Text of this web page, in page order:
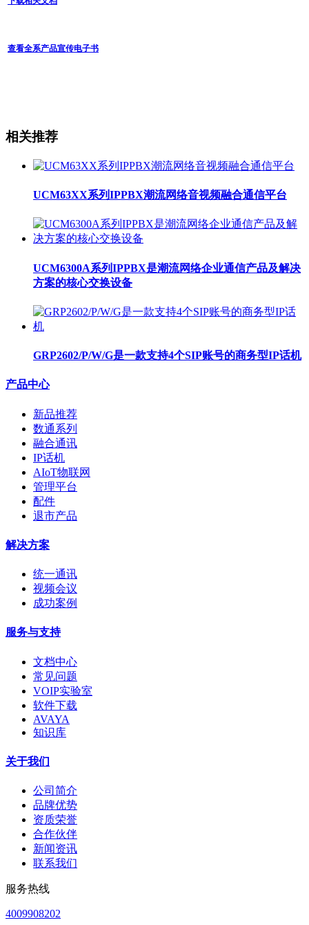
查看全系产品宣传电子书
相关推荐
UCM63XX系列IPPBX潮流网络音视频融合通信平台
UCM6300A系列IPPBX是潮流网络企业通信产品及解决
方案的核心交换设备
GRP2602/P/W/G是一款支持4个SIP账号的商务型IP话机
产品中心
新品推荐
数通系列
融合通讯
IP话机
AIoT物联网
管理平台
配件
退市产品
解决方案
统一通讯
视频会议
成功案例
服务与支持
文档中心
常见问题
VOIP实验室
软件下载
AVAYA
知识库
关于我们
公司简介
品牌优势
资质荣誉
合作伙伴
新闻资讯
联系我们
服务热线
4009908202